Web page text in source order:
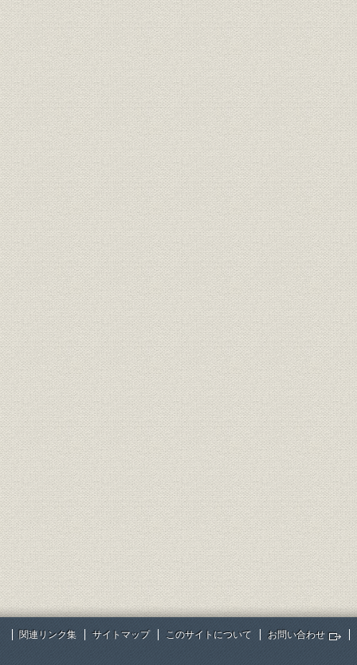
関連リンク集 サイトマップ このサイトについて お問い合わせ